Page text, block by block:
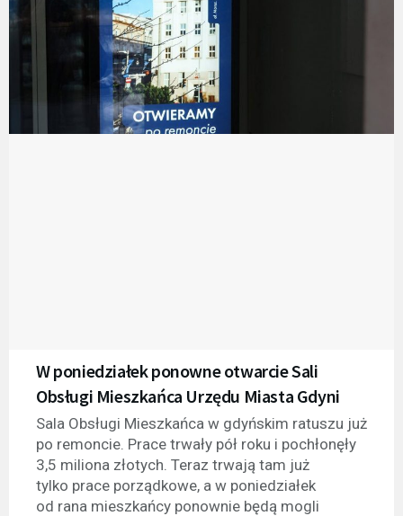
W poniedziałek ponowne otwarcie Sali
Obsługi Mieszkańca Urzędu Miasta Gdyni
Sala Obsługi Mieszkańca w gdyńskim ratuszu już
po remoncie. Prace trwały pół roku i pochłonęły
3,5 miliona złotych. Teraz trwają tam już
tylko prace porządkowe, a w poniedziałek
od rana mieszkańcy ponownie będą mogli